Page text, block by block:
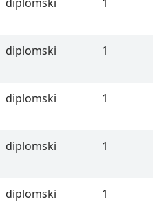
diplomski 1
diplomski 1
diplomski 1
diplomski 1